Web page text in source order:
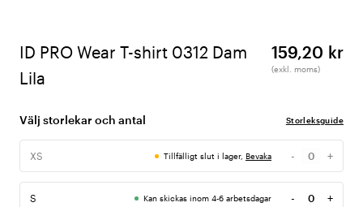
ID PRO Wear T-shirt 0312 Dam
Lila
159,20 kr
(exkl. moms)
Välj storlekar och antal Storleksguide
XS Tillfälligt slut i lager, Bevaka -
Antal
+
S Kan skickas inom 4-6 arbetsdagar - +